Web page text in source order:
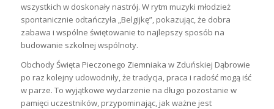
wszystkich w doskonały nastrój. W rytm muzyki młodzież
spontanicznie odtańczyła „Belgijkę”, pokazując, że dobra
zabawa i wspólne świętowanie to najlepszy sposób na
budowanie szkolnej wspólnoty.
Obchody Święta Pieczonego Ziemniaka w Zduńskiej Dąbrowie
po raz kolejny udowodniły, że tradycja, praca i radość mogą iść
w parze. To wyjątkowe wydarzenie na długo pozostanie w
pamięci uczestników, przypominając, jak ważne jest